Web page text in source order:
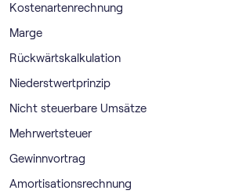
Kostenartenrechnung
Marge
Rückwärtskalkulation
Niederstwertprinzip
Nicht steuerbare Umsätze
Mehrwertsteuer
Gewinnvortrag
Amortisationsrechnung